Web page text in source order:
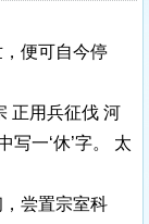
，便可自今停
正用兵征伐 河
写一‘休’字。 太
，尝置宗室科